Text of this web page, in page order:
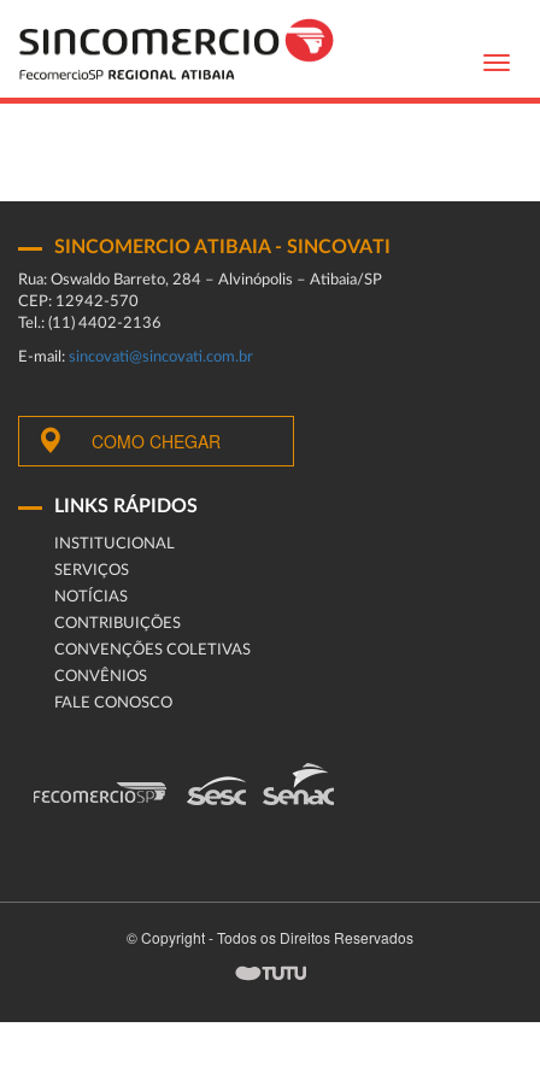
SINCOMERCIO ATIBAIA - SINCOVATI
Rua: Oswaldo Barreto, 284 – Alvinópolis – Atibaia/SP
CEP: 12942-570
Tel.: (11) 4402-2136
E-mail: sincovati@sincovati.com.br
COMO CHEGAR
LINKS RÁPIDOS
INSTITUCIONAL
SERVIÇOS
NOTÍCIAS
CONTRIBUIÇÕES
CONVENÇÕES COLETIVAS
CONVÊNIOS
FALE CONOSCO
© Copyright - Todos os Direitos Reservados